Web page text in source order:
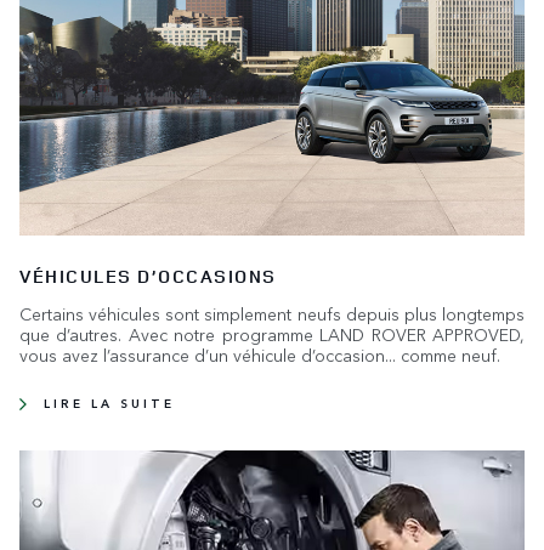
VÉHICULES D’OCCASIONS
Certains véhicules sont simplement neufs depuis plus longtemps
que d’autres. Avec notre programme LAND ROVER APPROVED,
vous avez l’assurance d’un véhicule d’occasion... comme neuf.
LIRE LA SUITE